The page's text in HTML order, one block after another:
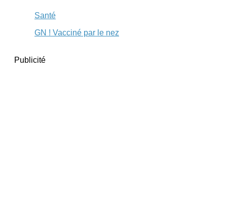
Santé
GN ! Vacciné par le nez
Publicité